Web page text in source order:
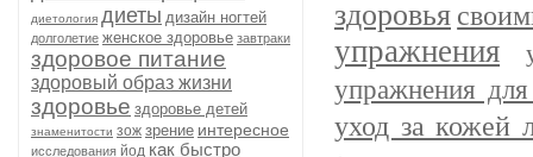
диетология диеты дизайн ногтей
долголетие женское здоровье завтраки
здоровое питание
здоровый образ жизни
здоровье здоровье детей
знаменитости зож зрение интересное
исследования йод как быстро
здоровья
упражнения
упражнения
уход за кожей